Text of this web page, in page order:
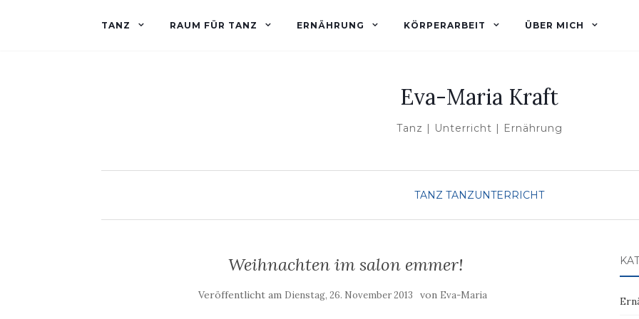
TANZ RAUM FÜR TANZ ERNÄHRUNG KÖRPERARBEIT ÜBER MICH
Eva-Maria Kraft
Tanz | Unterricht | Ernährung
TANZ TANZUNTERRICHT
Weihnachten im salon emmer!
Veröffentlicht am Dienstag, 26. November 2013 von Eva-Maria